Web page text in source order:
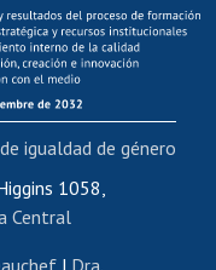
1058,
Central
| Dra.
igualdad de género